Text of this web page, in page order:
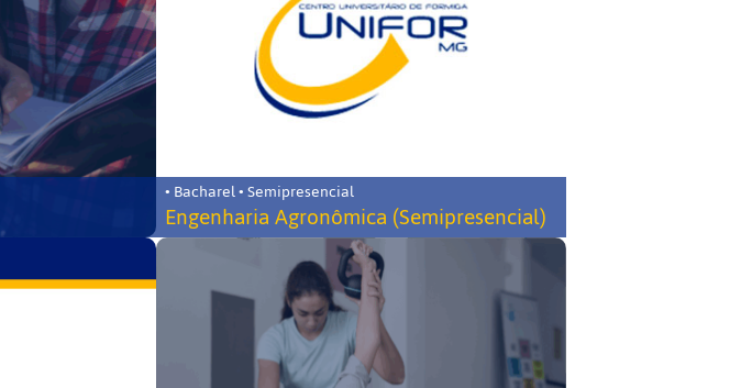
• Bacharel • Semipresencial
Engenharia Agronômica (Semipresencial)